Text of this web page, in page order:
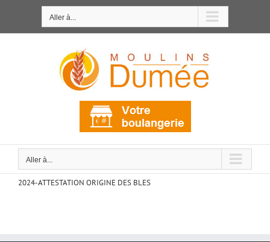
Aller à...
Aller à...
2024-ATTESTATION ORIGINE DES BLES